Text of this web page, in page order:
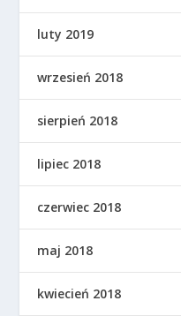
luty 2019
wrzesień 2018
sierpień 2018
lipiec 2018
czerwiec 2018
maj 2018
kwiecień 2018